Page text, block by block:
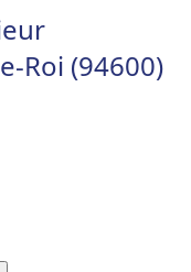
Roi (94600)